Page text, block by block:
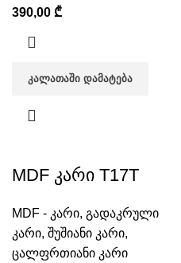
390,00 ₾
ᲙᲐᲚᲐᲗᲐᲨᲘ ᲓᲐᲛᲐᲢᲔᲑᲐ
MDF კარი T17T
MDF - კარი, გადაკრული
კარი, შუშიანი კარი,
ცალფრთიანი კარი